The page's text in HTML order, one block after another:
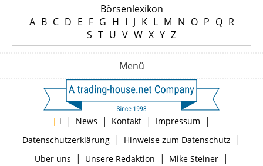
Börsenlexikon
A B C D E F G H I J K L M N O P Q R
S T U V W X Y Z
Menü
| i | News | Kontakt | Impressum |
Datenschutzerklärung| Hinweise zum Datenschutz |
Über uns | Unsere Redaktion | Mike Steiner|